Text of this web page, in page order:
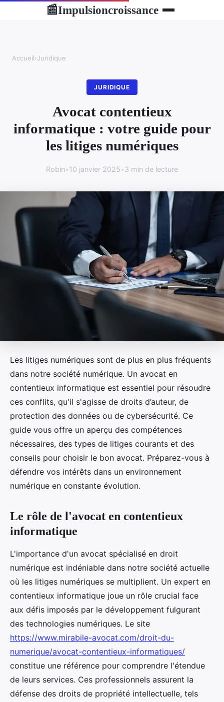
📰Impulsioncroissance
Accueil›Juridique
JURIDIQUE
Avocat contentieux
informatique : votre guide pour
les litiges numériques
Robin•10 janvier 2025•3 min de lecture
Les litiges numériques sont de plus en plus fréquents
dans notre société numérique. Un avocat en
contentieux informatique est essentiel pour résoudre
ces conflits, qu'il s'agisse de droits d’auteur, de
protection des données ou de cybersécurité. Ce
guide vous offre un aperçu des compétences
nécessaires, des types de litiges courants et des
conseils pour choisir le bon avocat. Préparez-vous à
défendre vos intérêts dans un environnement
numérique en constante évolution.
Le rôle de l'avocat en contentieux
informatique
L'importance d'un avocat spécialisé en droit
numérique est indéniable dans notre société actuelle
où les litiges numériques se multiplient. Un expert en
contentieux informatique joue un rôle crucial face
aux défis imposés par le développement fulgurant
des technologies numériques. Le site
https://www.mirabile-avocat.com/droit-du-
numerique/avocat-contentieux-informatiques/
constitue une référence pour comprendre l'étendue
de leurs services. Ces professionnels assurent la
défense des droits de propriété intellectuelle, tels